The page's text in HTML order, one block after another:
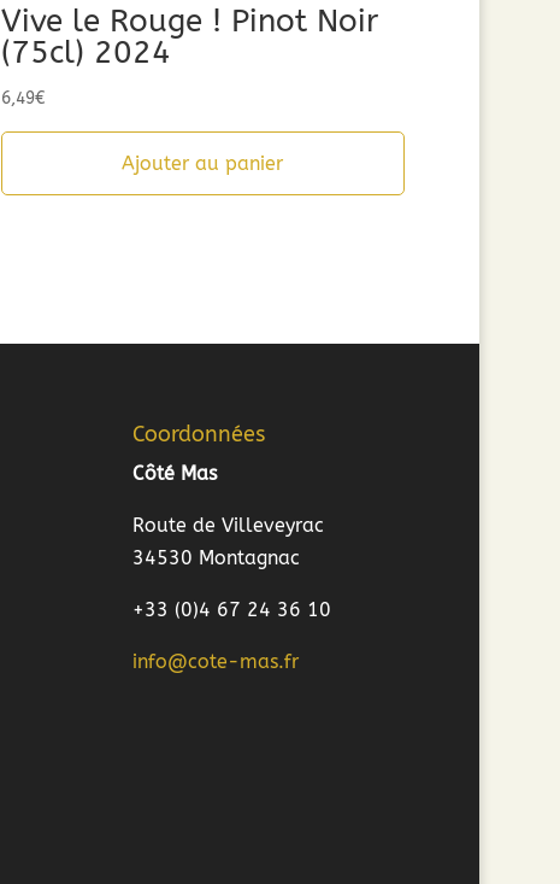
Vive le Rouge ! Pinot Noir
(75cl) 2024
6,49€
Ajouter au panier
Coordonnées
Côté Mas
Route de Villeveyrac
34530 Montagnac
+33 (0)4 67 24 36 10
info@cote-mas.fr